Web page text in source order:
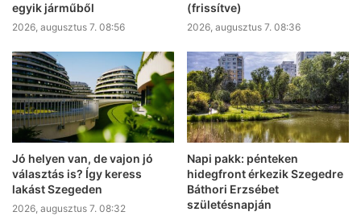
egyik járműből
2026, augusztus 7. 08:56
(frissítve)
2026, augusztus 7. 08:36
Jó helyen van, de vajon jó
választás is? Így keress
lakást Szegeden
2026, augusztus 7. 08:32
Napi pakk: pénteken
hidegfront érkezik Szegedre
Báthori Erzsébet
születésnapján